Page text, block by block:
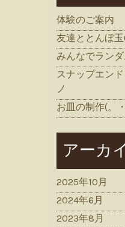
体験のご案内
友達ととんぼ
みんなでラン
スナップエン
ノ
お皿の制作(。
アーカ
2025年10月
2024年6月
2023年8月